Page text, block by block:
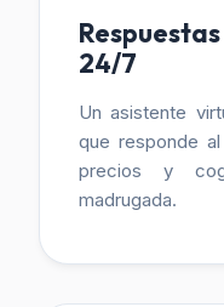
24/7
Un asistente
que responde
precios y
madrugada.